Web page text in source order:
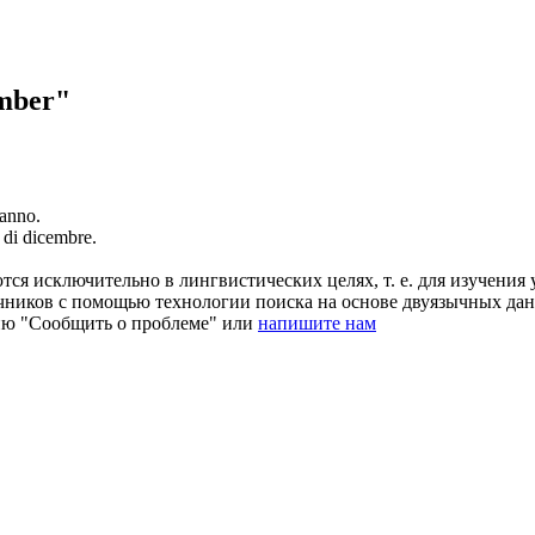
di dicembre.
исключительно в лингвистических целях, т. е. для
с помощью технологии поиска на основе двуязычных
"Сообщить о проблеме" или напишите нам